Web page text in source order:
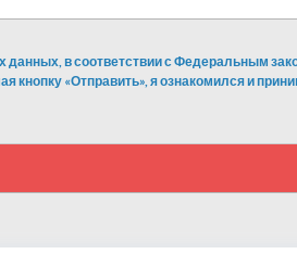
данных, в соответствии с Федеральным
кнопку «Отправить», я ознакомился и